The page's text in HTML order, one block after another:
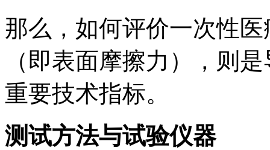
那么，如何评价一次性
（即表面摩擦力），则
重要技术指标。
测试方法与试验仪器